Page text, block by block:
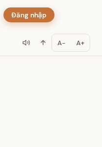
Đăng nhập
A− A+